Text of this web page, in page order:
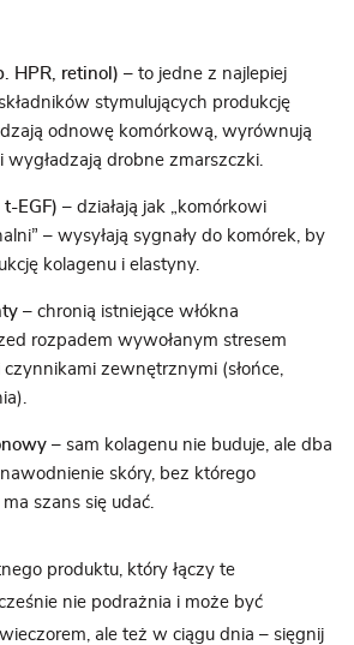
HPR, retinol) – to jedne z najlepiej
stymulujących produkcję
odnowę komórkową, wyrównują
wygładzają drobne zmarszczki.
EGF) – działają jak „komórkowi
– wysyłają sygnały do komórek, by
kolagenu i elastyny.
– chronią istniejące włókna
rozpadem wywołanym stresem
zewnętrznymi (słońce,
– sam kolagenu nie buduje, ale dba
skóry, bez którego
szans się udać.
produktu, który łączy te
nie podrażnia i może być
ale też w ciągu dnia – sięgnij